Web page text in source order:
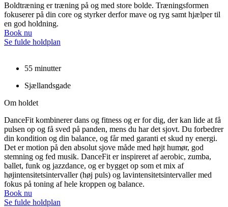
Boldtræning er træning på og med store bolde. Træningsformen
fokuserer på din core og styrker derfor mave og ryg samt hjælper til
en god holdning.
Book nu
Se fulde holdplan
55 minutter
Sjællandsgade
Om holdet
DanceFit kombinerer dans og fitness og er for dig, der kan lide at få
pulsen op og få sved på panden, mens du har det sjovt. Du forbedrer
din kondition og din balance, og får med garanti et skud ny energi.
Det er motion på den absolut sjove måde med højt humør, god
stemning og fed musik. DanceFit er inspireret af aerobic, zumba,
ballet, funk og jazzdance, og er bygget op som et mix af
højintensitetsintervaller (høj puls) og lavintensitetsintervaller med
fokus på toning af hele kroppen og balance.
Book nu
Se fulde holdplan